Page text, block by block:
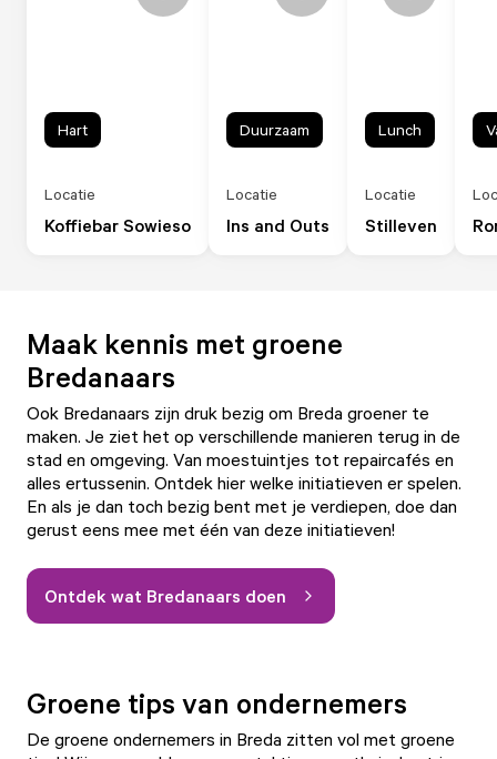
Koffiebar Sowieso
Locatie
Hart
Ins and Outs
Locatie
Duurzaam
Stilleven
Locatie
Lunch
Maak kennis met groene
Bredanaars
Ook Bredanaars zijn druk bezig om Breda groener te
maken. Je ziet het op verschillende manieren terug in de
stad en omgeving. Van moestuintjes tot repaircafés en
alles ertussenin. Ontdek hier welke initiatieven er spelen.
En als je dan toch bezig bent met je verdiepen, doe dan
gerust eens mee met één van deze initiatieven!
Ontdek wat Bredanaars doen
Groene tips van ondernemers
De groene ondernemers in Breda zitten vol met groene